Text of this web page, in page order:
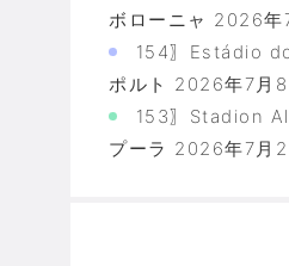
ボローニャ 2026年
154〗Estádio
ポルト 2026年7月8
153〗Stadion
プーラ 2026年7月2